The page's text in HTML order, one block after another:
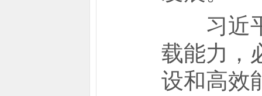
习近平
载能力，
设和高效